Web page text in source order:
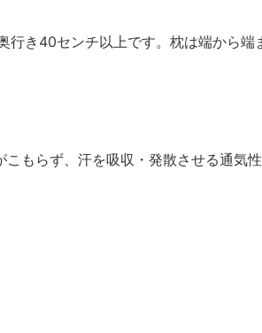
き40センチ以上です。枕は端から端
もらず、汗を吸収・発散させる通気